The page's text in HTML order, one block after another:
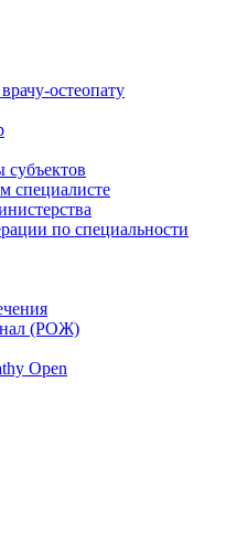
остеопату
специалисте
по специальности
(РОЖ)
Open